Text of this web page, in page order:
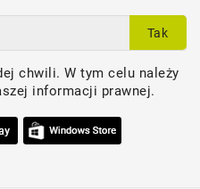
Tak
chwili. W tym celu należy
informacji prawnej.